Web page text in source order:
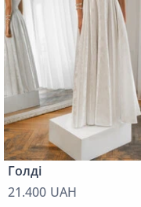
Голді
21.400 UAH